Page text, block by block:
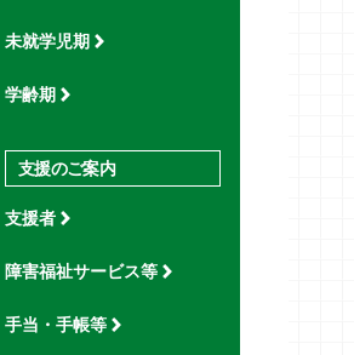
未就学児期
学齢期
支援のご案内
支援者
障害福祉サービス等
手当・手帳等